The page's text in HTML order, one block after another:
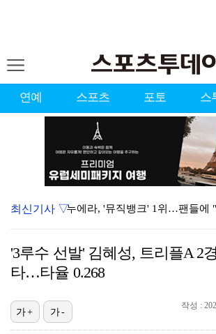
연예 스포츠 포토 스
최신기사 ▽
'3루수 선발' 김혜성, 트리플A 2
타…타율 0.268
작성 :
가+ 가-